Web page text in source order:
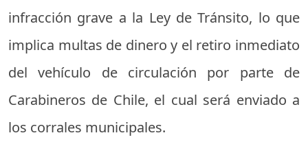
infracción grave a la Ley de Tránsito, lo que
implica multas de dinero y el retiro inmediato
del vehículo de circulación por parte de
Carabineros de Chile, el cual será enviado a
los corrales municipales.